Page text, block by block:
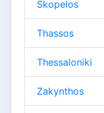
Skopelos
Thassos
Thessaloniki
Zakynthos